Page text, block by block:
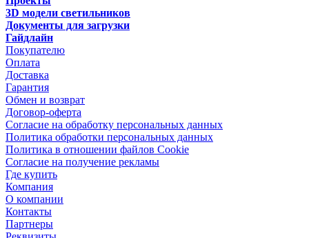
3D модели светильников
Документы для загрузки
Гайдлайн
Покупателю
Оплата
Доставка
Гарантия
Обмен и возврат
Договор-оферта
Согласие на обработку персональных данных
Политика обработки персональных данных
Политика в отношении файлов Cookie
Согласие на получение рекламы
Где купить
Компания
О компании
Контакты
Партнеры